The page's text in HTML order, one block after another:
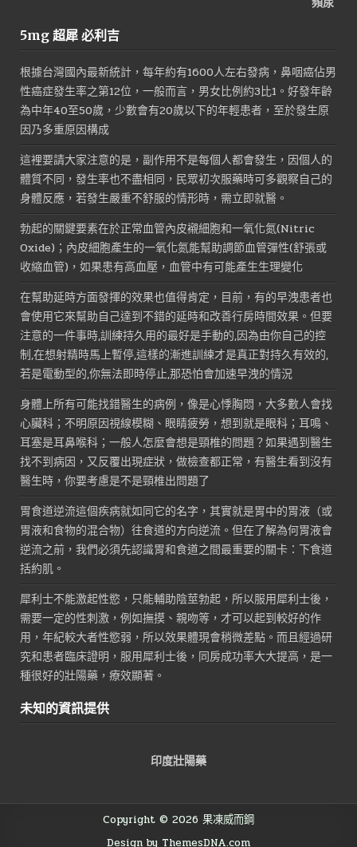
5mg 超犀 必利吉
根據台灣國內最新統計，每年約有1600人左右發病，鼻咽癌佔男
性癌症發生率之第12位，一般而言，男女比例約3比1。好發年齡
為中年40至50歲，少數會有20歲以下的年輕患者，至於發生原
因乃多重原因構成
這裡要請大家注意的是，副作用不是每個人都會發生，因個人的
體質不同，發生率也不盡相同，民眾初次服藥時可多觀察自己的
身體反應，若發生嚴重不舒服的情形時，需立即就醫。
勃起的關鍵要素在於正常血管內皮襯細胞和一氧化氮(Nitric
Oxide)；內皮細胞產生的一氧化氮能幫助調節血管彈性(舒張或
收縮血管)，如果患有高血壓，血管中有可能產生生理變化
在幫助延時方面發揮的效果也值得肯定，目前，有的早洩患者也
會使用它來幫助自己達到不錯的延時和改善行房時間效果。但要
注意的一件事時,訓練持久用的最好是手動的,因為由你自己的控
制,在想射精時馬上暫停,這樣的漸進訓練才是真正對持久有效的,
若是電動型的,你無法即時停止,那恐怕會加速早洩的情況
身體上所有可能找錯醫生的病例，像是心悸胸悶，大多數人會找
心臟科；不明原因視線模糊、眼睛疲勞，想到就是眼科；耳鳴、
耳塞是耳鼻喉科；一般人怎麼會想是頸椎的問題？如果遇到醫生
找不到病因，又反覆出現症狀，做檢查都正常，有醫生看到沒有
醫生時，你要考慮是不是頸椎出問題了
胃食道逆流這個疾病就如同它的名字，其實就是胃中的胃液（或
胃液和食物的混合物）往食道的方向逆流。但在了解為何胃液會
逆流之前，我們必須先認識胃和食道之間最重要的關卡：下食道
括約肌。
犀利士不能激起性慾，只能輔助陰莖勃起，所以服用犀利士後，
需要一定的性刺激，例如撫摸、親吻等，才可以起到較好的作
用，年紀較大者性慾弱，所以效果體現會稍微差點。而且經過研
究和患者臨床證明，服用犀利士後，同房成功率大大提高，是一
種很好的壯陽藥，療效顯著。
未知的資訊提供
印度壯陽藥
Copyright © 2026 果凍威而鋼
Design by ThemesDNA.com